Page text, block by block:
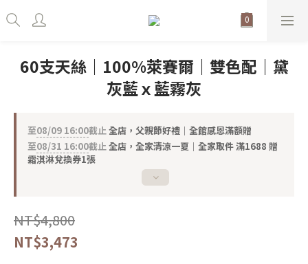
60支天絲｜100%萊賽爾｜雙色配｜黛
灰藍ｘ藍霧灰
至08/09 16:00截止全店，父親節好禮｜全館感恩滿額贈
至08/31 16:00截止全店，全家清涼一夏｜全家取件 滿1688 贈
霜淇淋兌換券1張
NT$4,800
NT$3,473